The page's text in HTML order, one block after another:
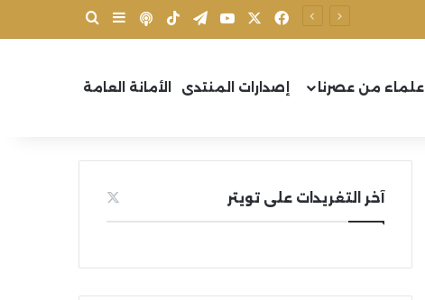
فيسبوك يوتيوبتيلقرام‫TikTokبودكاستإضافة عمود
علماء من عصرنا إصدارات المنتدى الأمانة العامة
آخر التغريدات على تويتر